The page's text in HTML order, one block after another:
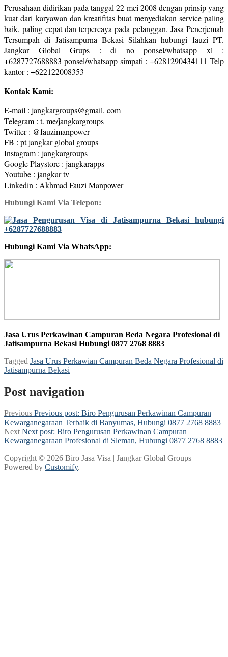
Perusahaan didirikan pada tanggal 22 mei 2008 dengan prinsip yang
kuat dari karyawan dan kreatifitas buat menyediakan service paling
baik, paling cepat dan terpercaya pada pelanggan. Jasa Penerjemah
Tersumpah di Jatisampurna Bekasi Silahkan hubungi fauzi PT.
Jangkar Global Grups : di no ponsel/whatsapp xl :
+6287727688883 ponsel/whatsapp simpati : +6281290434111 Telp
kantor : +622122008353
Kontak Kami:
E-mail : jangkargroups@gmail. com
Telegram : t. me/jangkargroups
Twitter : @fauzimanpower
FB : pt jangkar global groups
Instagram : jangkargroups
Google Playstore : jangkarapps
Youtube : jangkar tv
Linkedin : Akhmad Fauzi Manpower
Hubungi Kami Via Telepon:
Hubungi Kami Via WhatsApp:
Jasa Urus Perkawinan Campuran Beda Negara Profesional di
Jatisampurna Bekasi Hubungi 0877 2768 8883
Tagged Jasa Urus Perkawian Campuran Beda Negara Profesional di
Jatisampurna Bekasi
Post navigation
Previous Previous post: Biro Pengurusan Perkawinan Campuran
Kewarganegaraan Terbaik di Banyumas, Hubungi 0877 2768 8883
Next Next post: Biro Pengurusan Perkawinan Campuran
Kewarganegaraan Profesional di Sleman, Hubungi 0877 2768 8883
Copyright © 2026 Biro Jasa Visa | Jangkar Global Groups –
Powered by Customify.